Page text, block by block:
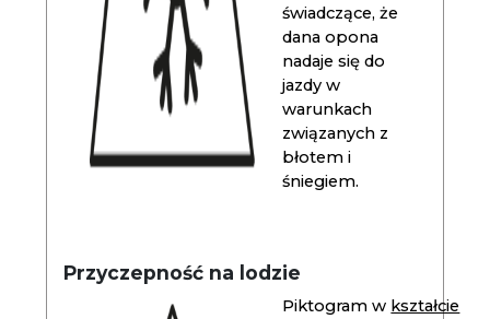
świadczące, że
dana opona
nadaje się do
jazdy w
warunkach
związanych z
błotem i
śniegiem.
Przyczepność na lodzie
Piktogram w kształcie